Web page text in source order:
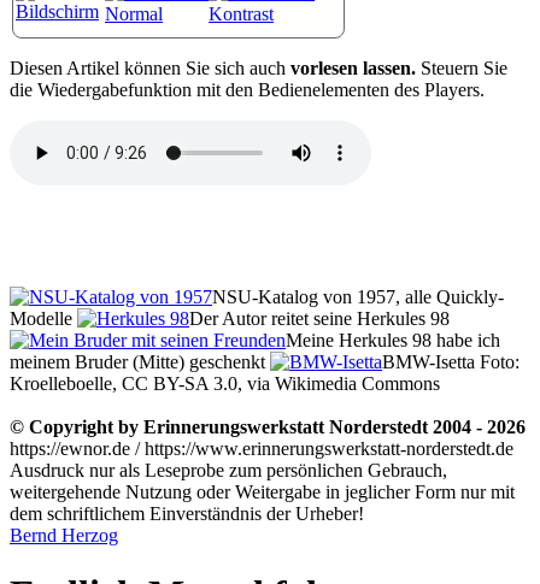
Diesen Artikel können Sie sich auch vorlesen lassen. Steuern Sie
die Wiedergabefunktion mit den Bedienelementen des Players.
NSU-Katalog von 1957, alle Quickly-
Modelle
Der Autor reitet seine Herkules 98
Meine Herkules 98 habe ich
meinem Bruder (Mitte) geschenkt
BMW-Isetta Foto:
Kroelleboelle, CC BY-SA 3.0, via Wikimedia Commons
© Copyright by Erinnerungswerkstatt Norderstedt 2004 - 2026
https://ewnor.de / https://www.erinnerungswerkstatt-norderstedt.de
Ausdruck nur als Leseprobe zum persönlichen Gebrauch,
weitergehende Nutzung oder Weitergabe in jeglicher Form nur mit
dem schriftlichem Einverständnis der Urheber!
Bernd Herzog